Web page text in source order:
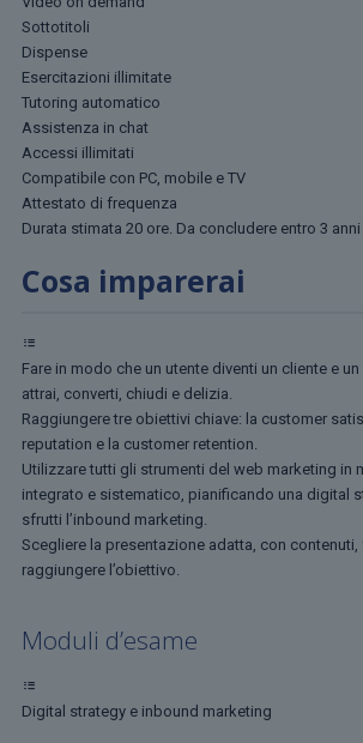
Sottotitoli
Dispense
Esercitazioni illimitate
Tutoring automatico
Assistenza in chat
Accessi illimitati
Compatibile con PC, mobile e TV
Attestato di frequenza
Durata stimata 20 ore. Da concludere entro 3
Cosa imparerai
Fare in modo che un utente diventi un cliente e
attrai, converti, chiudi e delizia.
Raggiungere tre obiettivi chiave: la customer
reputation e la customer retention.
Utilizzare tutti gli strumenti del web marketing in
integrato e sistematico, pianificando una digital
sfrutti l’inbound marketing.
Scegliere la presentazione adatta, con
raggiungere l’obiettivo.
Moduli d’esame
Digital strategy e inbound marketing